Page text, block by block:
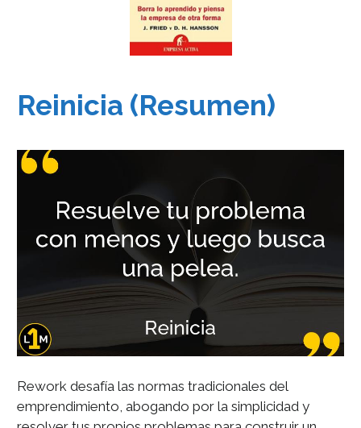
Reinicia (Resumen)
Rework desafía las normas tradicionales del
emprendimiento, abogando por la simplicidad y